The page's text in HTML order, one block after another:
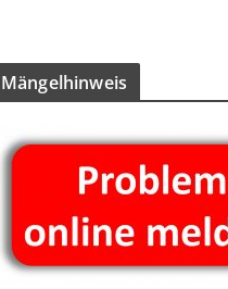
Män­gel­hin­weis